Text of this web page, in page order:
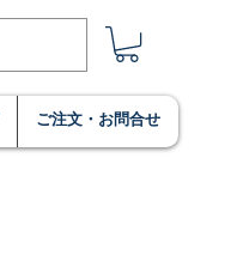
ご注文・お問合せ